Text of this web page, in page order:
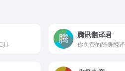
具
腾讯翻译君
你免费的随身翻译